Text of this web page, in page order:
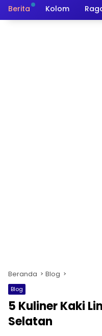
Berita Kolom
Beranda Blog
Blog
5 Kuliner Kaki
Selatan